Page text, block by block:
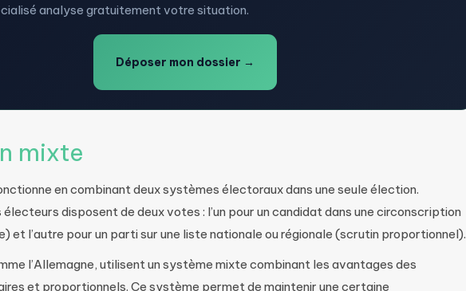
analyse gratuitement votre situation.
Déposer mon dossier →
mixte
en combinant deux systèmes électoraux dans une seule élection.
disposent de deux votes : l’un pour un candidat dans une circonscription
et l’autre pour un parti sur une liste nationale ou régionale (scrutin proportionnel).
l’Allemagne, utilisent un système mixte combinant les avantages des
et proportionnels. Ce système permet de maintenir une certaine